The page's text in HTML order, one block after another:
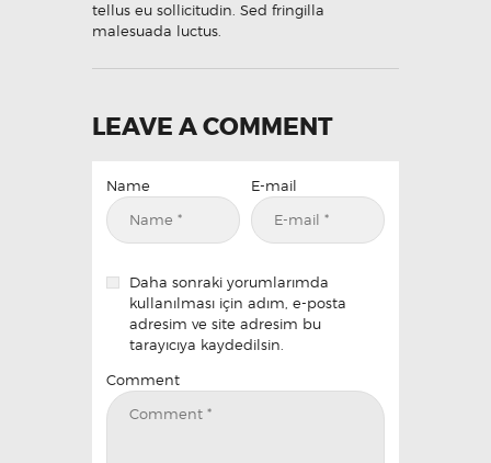
tellus eu sollicitudin. Sed fringilla
malesuada luctus.
LEAVE A COMMENT
Name E-mail
Daha sonraki yorumlarımda
kullanılması için adım, e-posta
adresim ve site adresim bu
tarayıcıya kaydedilsin.
Comment